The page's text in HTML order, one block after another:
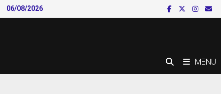
Skip
to
06/08/2026
MENU